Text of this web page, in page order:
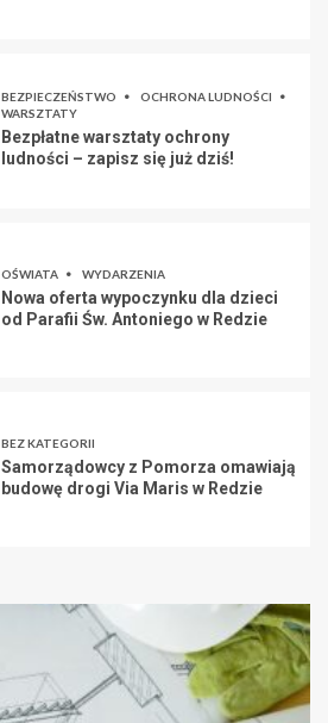
BEZPIECZEŃSTWO
OCHRONA LUDNOŚCI
WARSZTATY
Bezpłatne warsztaty ochrony
ludności – zapisz się już dziś!
OŚWIATA WYDARZENIA
Nowa oferta wypoczynku dla dzieci
od Parafii Św. Antoniego w Redzie
BEZ KATEGORII
Samorządowcy z Pomorza omawiają
budowę drogi Via Maris w Redzie